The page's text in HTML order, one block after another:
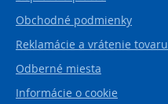
Obchodné podmienky
Reklamácie a vrátenie tovaru
Odberné miesta
Informácie o cookie